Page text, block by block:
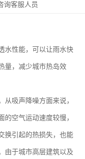
询客服人员
水性能，可以让雨水快
量，减少城市热岛效
吸声降噪方面来说，
空气运动速度较慢，
换引起的热损失，也能
由于城市高层建筑以及